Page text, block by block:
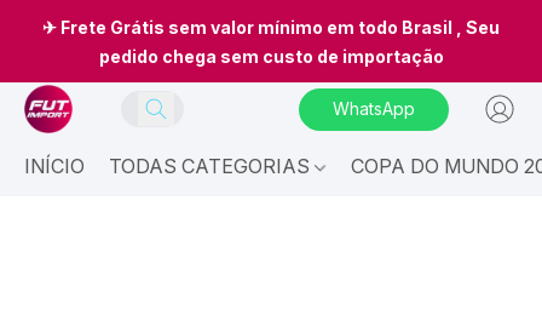
✈ Frete Grátis sem valor mínimo em todo Brasil , Seu
pedido chega sem custo de importação
WhatsApp
INÍCIO TODAS CATEGORIAS COPA DO MUNDO